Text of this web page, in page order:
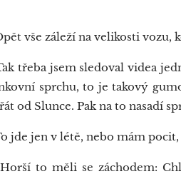
vše záleží na velikosti vozu,
třeba jsem sledoval videa
sprchu, to je takový
od Slunce. Pak na to nasadí
jde jen v létě, nebo mám
to měli se záchodem: